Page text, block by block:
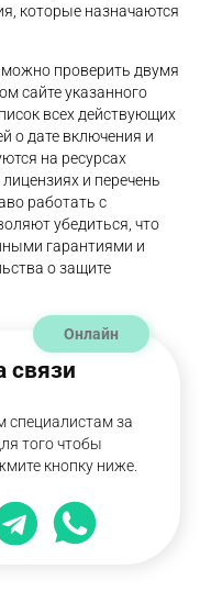
которые назначаются
можно проверить двумя
сайте указанного
всех действующих
о дате включения и
на ресурсах
и перечень
работать с
убедиться, что
гарантиями и
о защите
связи
специалистам за
того чтобы
кнопку ниже.
Онлайн